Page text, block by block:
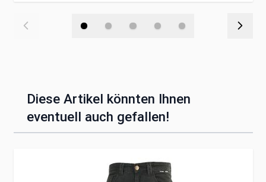
Diese Artikel könnten Ihnen
eventuell auch gefallen!